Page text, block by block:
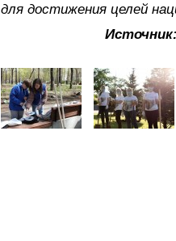
для достижения целей